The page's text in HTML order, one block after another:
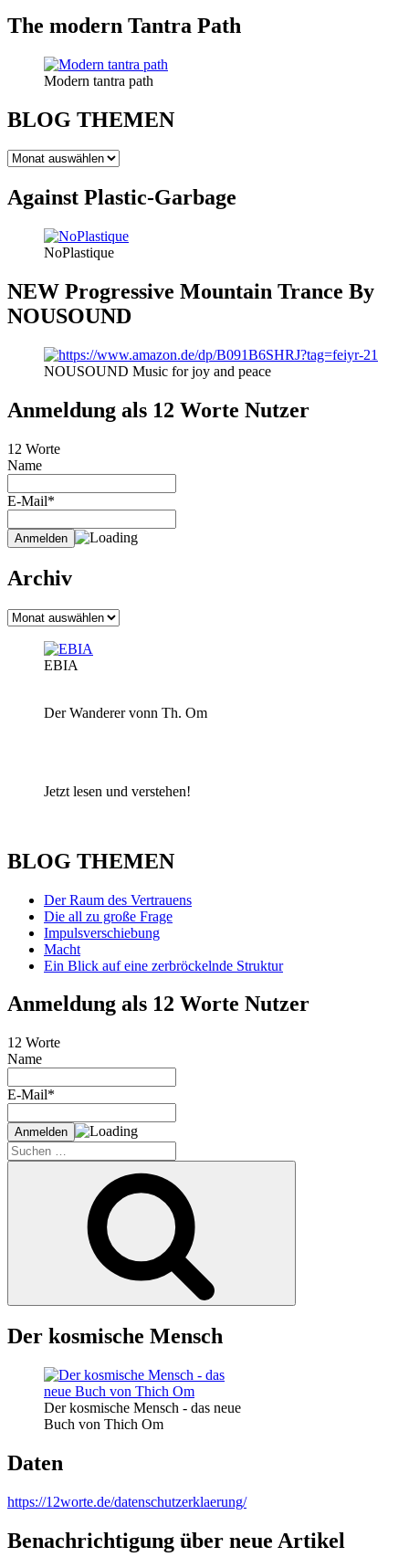
The modern Tantra Path
Modern tantra path
BLOG THEMEN
BLOG
Against Plastic-Garbage
NoPlastique
NEW Progressive Mountain Trance By
NOUSOUND
NOUSOUND Music for joy and peace
Anmeldung als 12 Worte Nutzer
12 Worte
Name
E-Mail*
Archiv
Archiv
EBIA
Der Wanderer vonn Th. Om
Jetzt lesen und verstehen!
BLOG THEMEN
Der Raum des Vertrauens
Die all zu große Frage
Impulsverschiebung
Macht
Ein Blick auf eine zerbröckelnde Struktur
Anmeldung als 12 Worte Nutzer
12 Worte
Name
E-Mail*
Suche
nach:
Der kosmische Mensch
Der kosmische Mensch - das neue
Buch von Thich Om
Daten
https://12worte.de/datenschutzerklaerung/
Benachrichtigung über neue Artikel